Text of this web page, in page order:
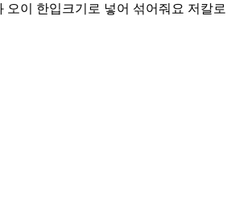
오이 한입크기로 넣어 섞어줘요 저칼로